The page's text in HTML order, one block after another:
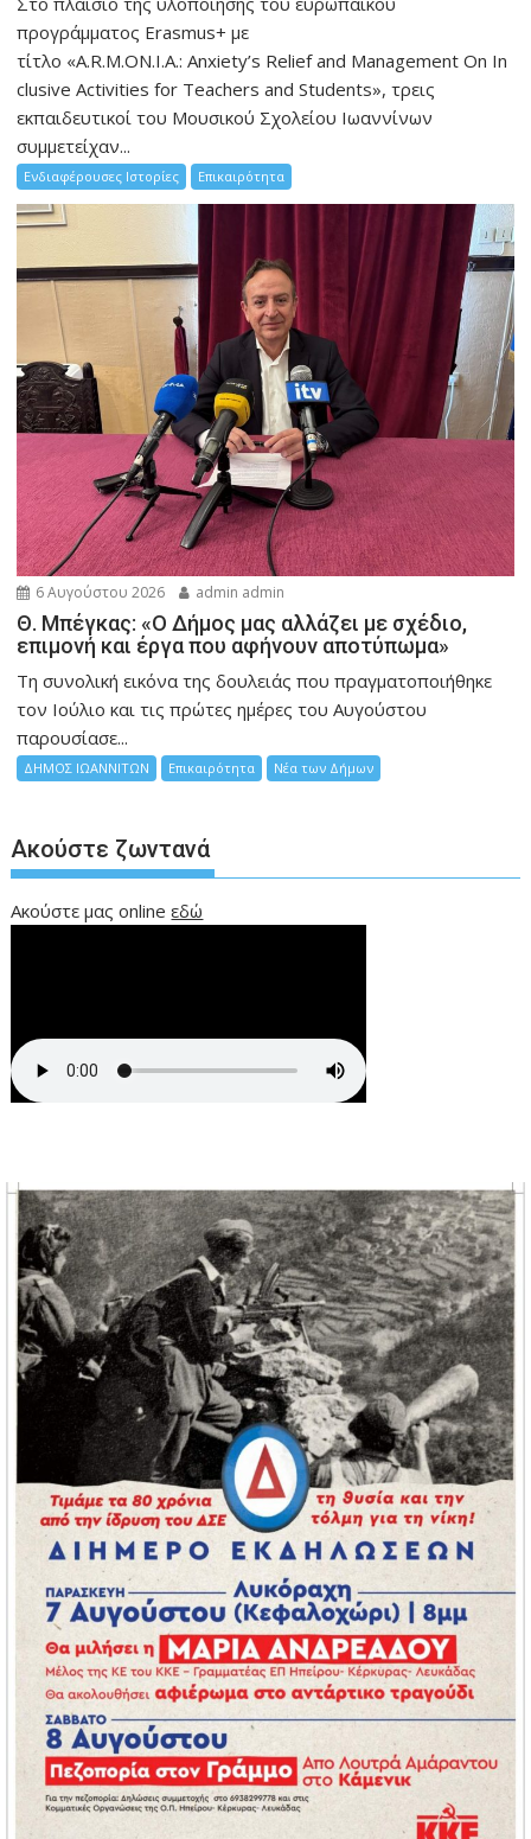
προγράμματος Erasmus+ με
τίτλο «A.R.M.ON.I.A.: Anxiety’s Relief and Management On In
clusive Activities for Teachers and Students», τρεις
εκπαιδευτικοί του Μουσικού Σχολείου Ιωαννίνων
συμμετείχαν...
Ενδιαφέρουσες Ιστορίες Επικαιρότητα
6 Αυγούστου 2026 admin admin
Θ. Μπέγκας: «Ο Δήμος μας αλλάζει με σχέδιο,
επιμονή και έργα που αφήνουν αποτύπωμα»
Τη συνολική εικόνα της δουλειάς που πραγματοποιήθηκε
τον Ιούλιο και τις πρώτες ημέρες του Αυγούστου
παρουσίασε...
ΔΗΜΟΣ ΙΩΑΝΝΙΤΩΝ Επικαιρότητα Νέα των Δήμων
Ακούστε ζωντανά
Ακούστε μας onlineεδώ